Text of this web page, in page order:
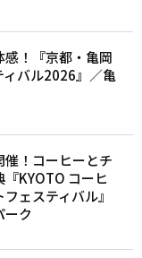
！『京都・亀岡
ィバル2026』／亀
！コーヒーとチ
KYOTO コーヒ
ェスティバル』
ーク